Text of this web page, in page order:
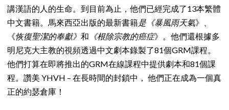
講漢語的人的生命。到目前為止，他們已經完成了13本繁體
中文書籍。馬來西亞出版的最新書籍是《暴風雨天氣》、
《恢復聖潔的奉獻》 和 《根除宗教的癌症》。他們還根據多
明尼克大主教的視頻透過中文劇本錄製了81個GRM課程。
他們打算在即將推出的GRM在線課程中提供劇本和81個課
程。讚美 YHVH – 在長時間的封鎖中， 他們正在成為一個真
正的約瑟倉庫！